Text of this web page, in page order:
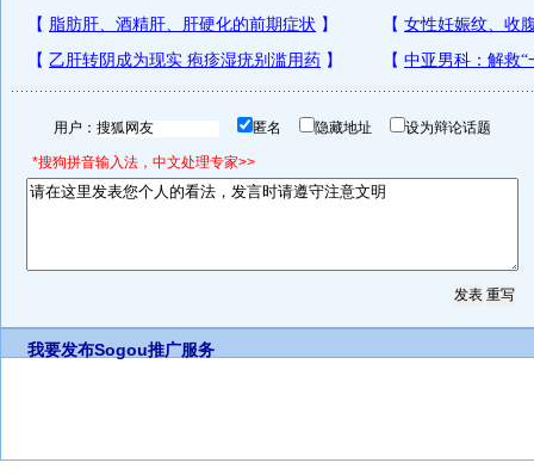
用户： 匿名 隐藏地址 设为辩论话题
*搜狗拼音输入法，中文处理专家>>
我要发布Sogou推广服务